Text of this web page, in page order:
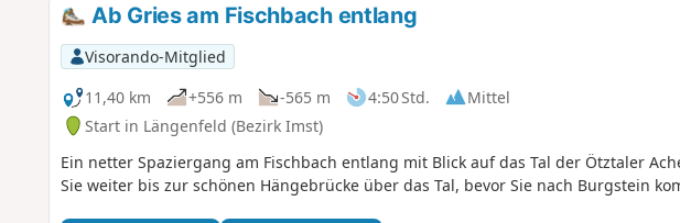
Ab Gries am Fischbach entlang
Visorando-Mitglied
11,40 km
+556 m -565 m 4:50 Std.
Mittel
Start in Längenfeld (Bezirk Imst)
Ein netter Spaziergang am Fischbach entlang mit Blick auf das Tal der Ötztaler
Sie weiter bis zur schönen Hängebrücke über das Tal, bevor Sie nach Burgstein